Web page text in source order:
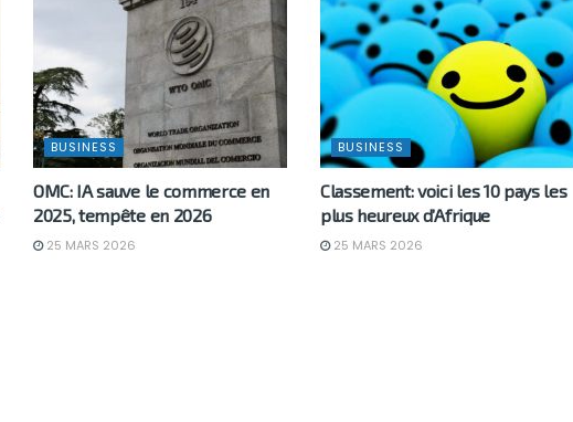
BUSINESS
OMC: IA sauve le commerce en
2025, tempête en 2026
25 MARS 2026
BUSINESS
Classement: voici les 10 pays les
plus heureux d’Afrique
25 MARS 2026